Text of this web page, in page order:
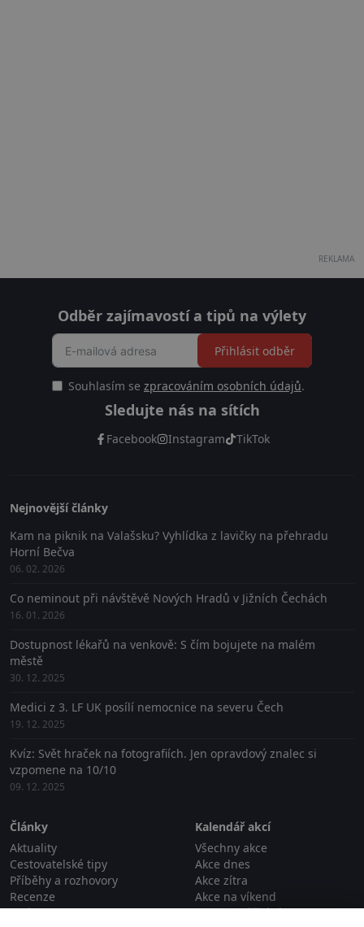
REKLAMA
Odběr zajímavostí a tipů na výlety
Souhlasím se zpracováním osobních údajů.
Přihlásit odběr
Sledujte nás na sítích
Facebook Instagram TikTok
Nejnovější články
Kam na piknik na Valašsku? Vyhlídka z lavičky na přehradu
Horní Bečva
06. 02. 2026
Co neminout při návštěvě Nových Hradů v Jižních Čechách
16. 01. 2026
Dostupnost lékařů na venkově: S čím bojujete na malém
městě
30. 12. 2025
Medici z 3. LF UK posílí nemocnice na severu Čech
19. 12. 2025
Kvíz: Svět hraček na fotografiích. Jen opravdový znalec si
vzpomene na 10/10
09. 12. 2025
Články
Aktuality
Cestovatelské tipy
Příběhy a rozhovory
Recenze
Události
Kalendář akcí
Všechny akce
Akce dnes
Akce zítra
Akce na víkend
Akce na příští víkend